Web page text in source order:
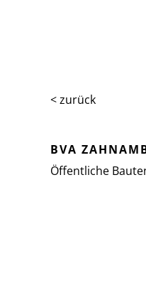
< zurück
BVA
Öffentliche